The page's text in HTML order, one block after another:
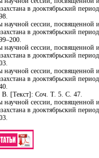
в дооктябрьский
научной сессии, посвященной
в дооктябрьский
научной сессии, посвященной
в дооктябрьский
научной сессии, посвященной
в дооктябрьский
[Текст]: Соч. Т. 5. С. 47.
научной сессии, посвященной
в дооктябрьский